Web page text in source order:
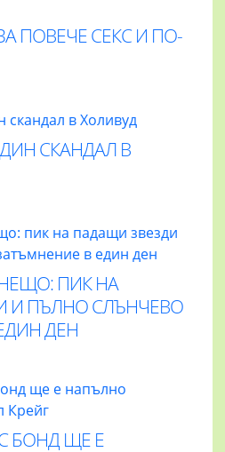
ПОВЕЧЕ СЕКС И ПО-
СКАНДАЛ В
ПИК НА
И ПЪЛНО СЛЪНЧЕВО
ДЕН
БОНД ЩЕ Е